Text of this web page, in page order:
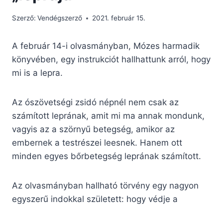
Szerző: Vendégszerző 2021. február 15.
A február 14-i olvasmányban, Mózes harmadik
könyvében, egy instrukciót hallhattunk arról, hogy
mi is a lepra.
Az ószövetségi zsidó népnél nem csak az
számított leprának, amit mi ma annak mondunk,
vagyis az a szörnyű betegség, amikor az
embernek a testrészei leesnek. Hanem ott
minden egyes bőrbetegség leprának számított.
Az olvasmányban hallható törvény egy nagyon
egyszerű indokkal született: hogy védje a